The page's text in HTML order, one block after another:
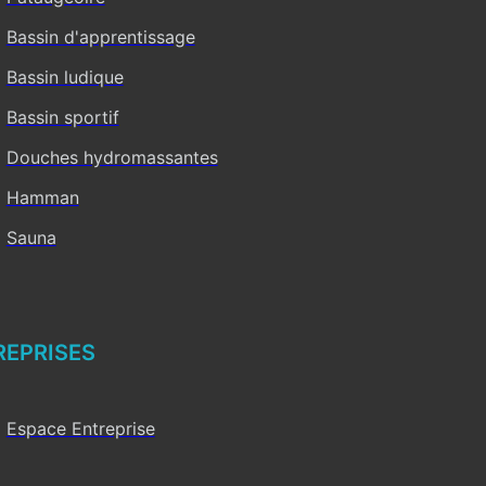
Bassin d'apprentissage
Bassin ludique
Bassin sportif
Douches hydromassantes
Hamman
Sauna
Espace Entreprise